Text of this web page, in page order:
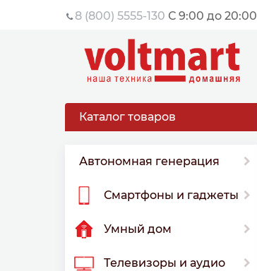
8 (800) 5555-130 С 9:00 до 20:00
Каталог товаров
Автономная генерация
Смартфоны и гаджеты
Умный дом
Телевизоры и аудио